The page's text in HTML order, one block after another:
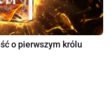
o pierwszym królu